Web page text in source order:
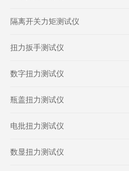
隔离开关力矩测试仪
扭力扳手测试仪
数字扭力测试仪
瓶盖扭力测试仪
电批扭力测试仪
数显扭力测试仪